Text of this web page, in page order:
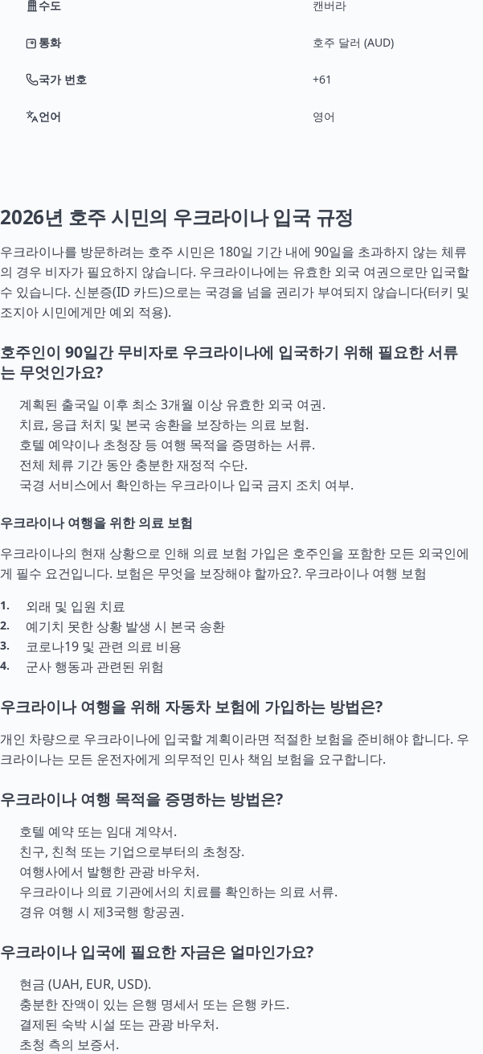
수도 캔버라
통화 호주 달러 (AUD)
국가 번호 +61
언어 영어
2026년 호주 시민의 우크라이나 입국 규정
우크라이나를 방문하려는 호주 시민은 180일 기간 내에 90일을 초과하지 않는 체류
의 경우 비자가 필요하지 않습니다. 우크라이나에는 유효한 외국 여권으로만 입국할
수 있습니다. 신분증(ID 카드)으로는 국경을 넘을 권리가 부여되지 않습니다(터키 및
조지아시민에게만 예외 적용).
호주인이 90일간 무비자로 우크라이나에 입국하기 위해 필요한 서류
는 무엇인가요?
계획된 출국일 이후 최소 3개월 이상 유효한 외국 여권.
치료, 응급 처치 및 본국 송환을 보장하는 의료 보험.
호텔 예약이나 초청장 등 여행 목적을 증명하는 서류.
전체 체류 기간 동안 충분한 재정적 수단.
국경 서비스에서 확인하는 우크라이나 입국 금지 조치 여부.
우크라이나 여행을 위한 의료 보험
우크라이나의 현재 상황으로 인해 의료 보험 가입은 호주인을 포함한 모든 외국인에
게 필수 요건입니다. 보험은 무엇을 보장해야 할까요?. 우크라이나 여행 보험
외래 및 입원 치료
예기치 못한 상황 발생 시 본국 송환
코로나19 및 관련 의료 비용
군사 행동과 관련된 위험
우크라이나 여행을 위해 자동차 보험에 가입하는 방법은?
개인 차량으로 우크라이나에 입국할 계획이라면 적절한 보험을 준비해야 합니다. 우
크라이나는 모든 운전자에게 의무적인 민사 책임 보험을 요구합니다.
우크라이나 여행 목적을 증명하는 방법은?
호텔 예약 또는 임대 계약서.
친구, 친척 또는 기업으로부터의 초청장.
여행사에서 발행한 관광 바우처.
우크라이나 의료 기관에서의 치료를 확인하는 의료 서류.
경유 여행 시 제3국행 항공권.
우크라이나 입국에 필요한 자금은 얼마인가요?
현금 (UAH, EUR, USD).
충분한 잔액이 있는 은행 명세서 또는 은행 카드.
결제된 숙박 시설 또는 관광 바우처.
초청 측의 보증서.